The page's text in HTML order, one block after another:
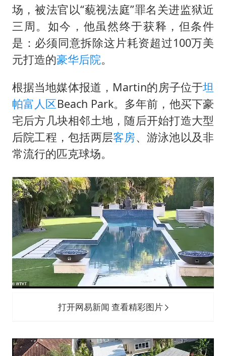
万岁山接盘烂尾恒大文旅城
习近平心系体育强国建设
场，被法官以“藐视法庭”罪名关进监狱近
三周。如今，他虽然终于获释，但条件
是：必须同意拆除这片耗资超过100万美
元打造的豪华后院。
根据当地媒体报道，Martin的房子位于坦
帕富人区Beach Park。多年前，他买下豪
宅后方几块相邻土地，随后开始打造大型
后院工程，包括两层客房、游泳池以及非
常流行的匹克球场。
打开网易新闻 查看精彩图片